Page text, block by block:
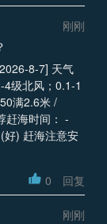
刚刚
8-7] 天气
4级北风；0.1-1
满2.6米 /
赶海时间： -
) 赶海注意安
0 回复
刚刚